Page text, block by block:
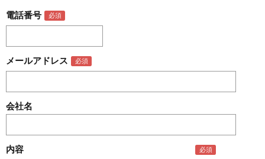
電話番号
メールアドレス
会社名
内容